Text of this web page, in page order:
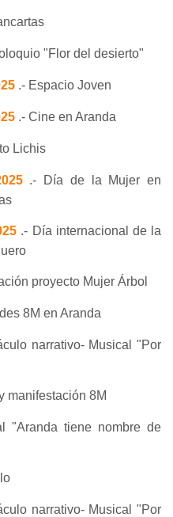
"Flor del desierto"
.- Espacio Joven
.- Cine en Aranda
Lichis
.- Día de la Mujer en
.- Día internacional de la
proyecto Mujer Árbol
8M en Aranda
narrativo- Musical "Por
manifestación 8M
"Aranda tiene nombre de
narrativo- Musical "Por